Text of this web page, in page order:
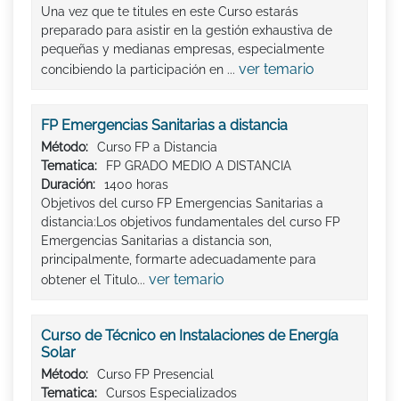
Una vez que te titules en este Curso estarás
preparado para asistir en la gestión exhaustiva de
pequeñas y medianas empresas, especialmente
concibiendo la participación en ... ver temario
FP Emergencias Sanitarias a distancia
Método:
Curso FP a Distancia
Tematica:
FP GRADO MEDIO A DISTANCIA
Duración:
1400 horas
Objetivos del curso FP Emergencias Sanitarias a
distancia:Los objetivos fundamentales del curso FP
Emergencias Sanitarias a distancia son,
principalmente, formarte adecuadamente para
obtener el Titulo... ver temario
Curso de Técnico en Instalaciones de Energía
Solar
Método:
Curso FP Presencial
Tematica:
Cursos Especializados